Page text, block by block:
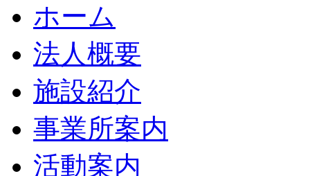
ホーム
法人概要
施設紹介
事業所案内
活動案内